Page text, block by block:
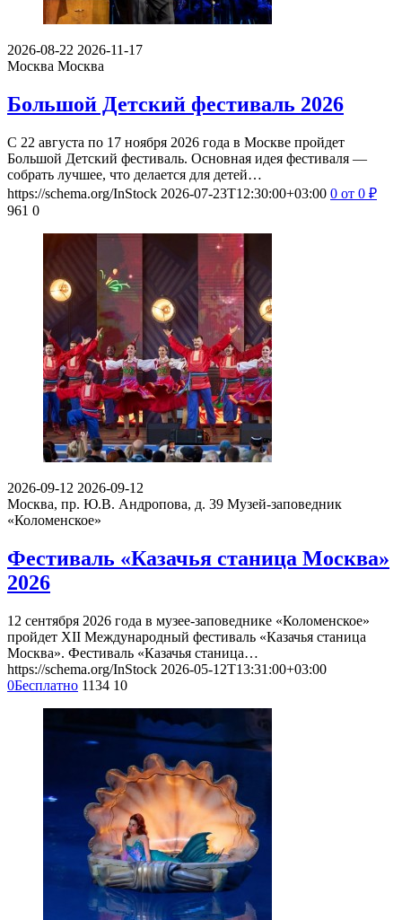
2026-08-22 2026-11-17
Москва Москва
Большой Детский фестиваль 2026
С 22 августа по 17 ноября 2026 года в Москве пройдет
Большой Детский фестиваль. Основная идея фестиваля —
собрать лучшее, что делается для детей…
https://schema.org/InStock 2026-07-23T12:30:00+03:00 0 от 0 ₽
961 0
2026-09-12 2026-09-12
Москва, пр. Ю.В. Андропова, д. 39 Музей-заповедник
«Коломенское»
Фестиваль «Казачья станица Москва»
2026
12 сентября 2026 года в музее-заповеднике «Коломенское»
пройдет XII Международный фестиваль «Казачья станица
Москва». Фестиваль «Казачья станица…
https://schema.org/InStock 2026-05-12T13:31:00+03:00
0Бесплатно 1134 10